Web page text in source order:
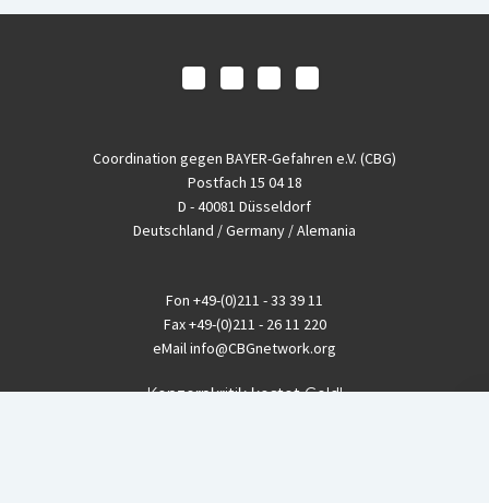
Coordination gegen BAYER-Gefahren e.V. (CBG)
Postfach 15 04 18
D - 40081 Düsseldorf
Deutschland / Germany / Alemania
Fon +49-(0)211 - 33 39 11
Fax+49-(0)211 - 26 11 220
eMailinfo@CBGnetwork.org
Konzernkritik kostet Geld!